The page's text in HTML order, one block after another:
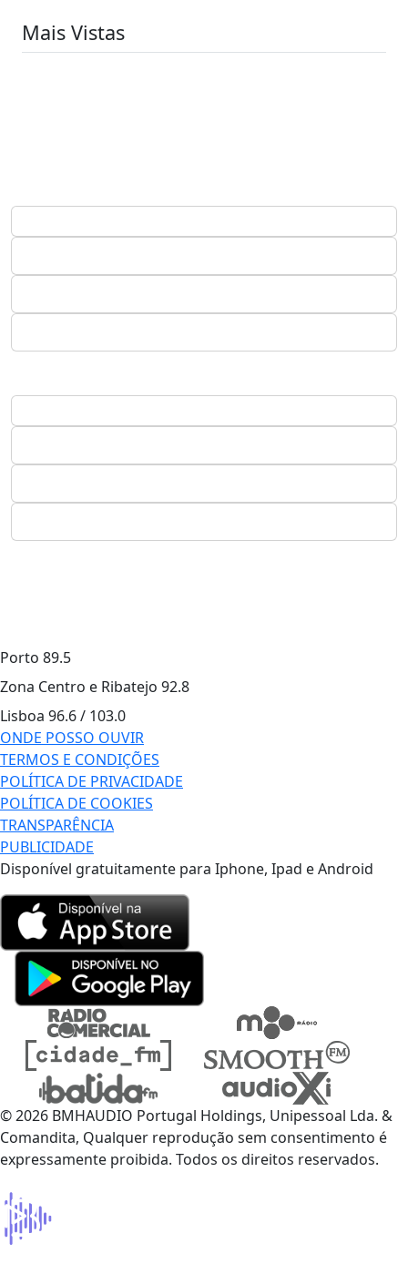
Mais Vistas
Porto 89.5
Zona Centro e Ribatejo 92.8
Lisboa 96.6 / 103.0
ONDE POSSO OUVIR
TERMOS E CONDIÇÕES
POLÍTICA DE PRIVACIDADE
POLÍTICA DE COOKIES
TRANSPARÊNCIA
PUBLICIDADE
Disponível gratuitamente para Iphone, Ipad e Android
© 2026 BMHAUDIO Portugal Holdings, Unipessoal Lda. &
Comandita, Qualquer reprodução sem consentimento é
expressamente proibida. Todos os direitos reservados.